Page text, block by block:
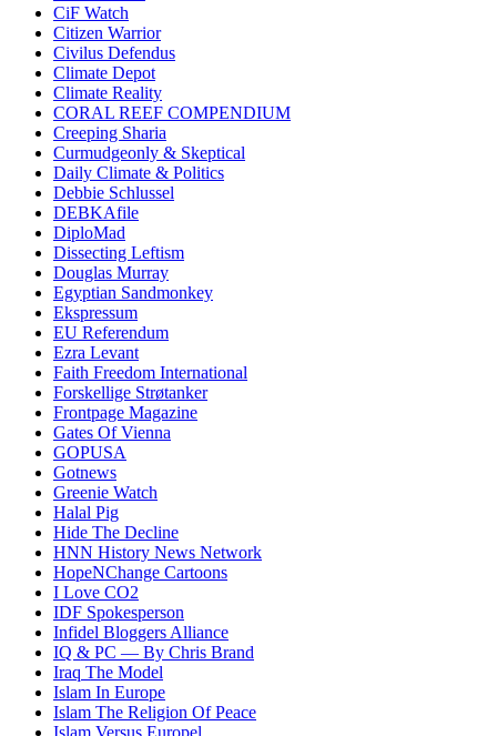
CiF Watch
Citizen Warrior
Civilus Defendus
Climate Depot
Climate Reality
CORAL REEF COMPENDIUM
Creeping Sharia
Curmudgeonly & Skeptical
Daily Climate & Politics
Debbie Schlussel
DEBKAfile
DiploMad
Dissecting Leftism
Douglas Murray
Egyptian Sandmonkey
Ekspressum
EU Referendum
Ezra Levant
Faith Freedom International
Forskellige Strøtanker
Frontpage Magazine
Gates Of Vienna
GOPUSA
Gotnews
Greenie Watch
Halal Pig
Hide The Decline
HNN History News Network
HopeNChange Cartoons
I Love CO2
IDF Spokesperson
Infidel Bloggers Alliance
IQ & PC — By Chris Brand
Iraq The Model
Islam In Europe
Islam The Religion Of Peace